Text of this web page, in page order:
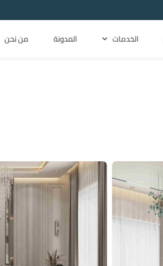
الخدمات المدونة من نحن